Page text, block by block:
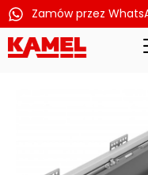
Przejdź
Zamów przez